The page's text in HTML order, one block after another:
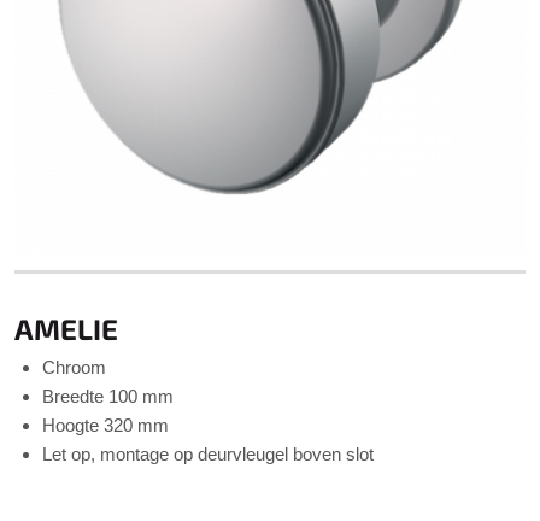
AMELIE
Chroom
Breedte 100 mm
Hoogte 320 mm
Let op, montage op deurvleugel boven slot